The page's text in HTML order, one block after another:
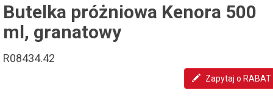
Butelka próżniowa Kenora 500
ml, granatowy
R08434.42
Zapytaj o RABAT